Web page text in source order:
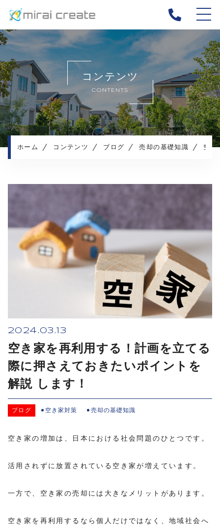
ホーム
当社について
ご相談事例
不動産売却メニュー
お客様の声
売却の流れ
コンテンツ
CONTENTS
ホーム コンテンツ ブログ 売却の基礎知識 空き家を再利用する！計画を立てる際に押さえておきたいポイントを解説 します！
2024.03.13
空き家を再利用する！計画を立てる
際に押さえておきたいポイントを
解説 します！
ブログ 空き家対策 売却の基礎知識
空き家の増加は、日本における社会問題のひとつです。
活用されずに放置されている空き家が増えています。
一方で、空き家の売却には大きなメリットがあります。
空き家を再利用するなら個人だけではなく、地域社会へ